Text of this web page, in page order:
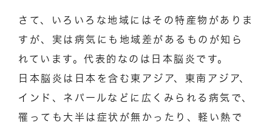
さて、いろいろな地域にはその特産物がありま
すが、実は病気にも地域差があるものが知ら
れています。代表的なのは日本脳炎です。
日本脳炎は日本を含む東アジア、東南アジア、
インド、ネパールなどに広くみられる病気で、
罹っても大半は症状が無かったり、軽い熱で